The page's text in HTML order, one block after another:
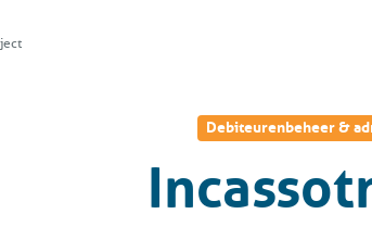
Debiteurenbeheer &